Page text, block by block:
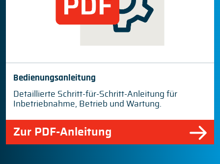
Bedienungsanleitung
Detaillierte Schritt-für-Schritt-Anleitung für
Inbetriebnahme, Betrieb und Wartung.
Zur PDF-Anleitung